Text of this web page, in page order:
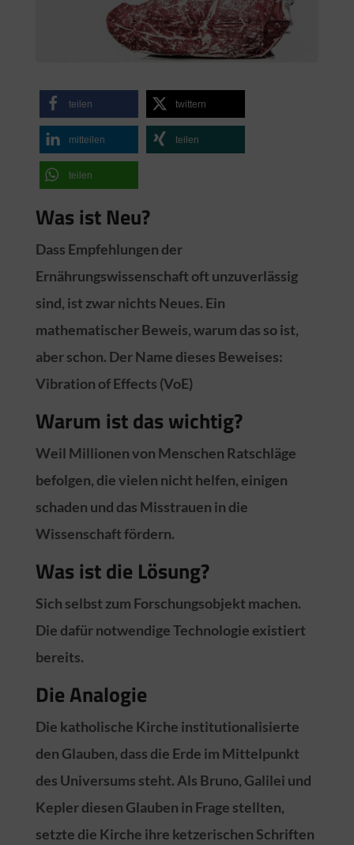
teilen twittern
mitteilen teilen
teilen
Was ist Neu?
Dass Empfehlungen der
Ernährungswissenschaft oft unzuverlässig
sind, ist zwar nichts Neues. Ein
mathematischer Beweis, warum das so ist,
aber schon. Der Name dieses Beweises:
Vibration of Effects (VoE)
Warum ist das wichtig?
Weil Millionen von Menschen Ratschläge
befolgen, die vielen nicht helfen, einigen
schaden und das Misstrauen in die
Wissenschaft fördern.
Was ist die Lösung?
Sich selbst zum Forschungsobjekt machen.
Die dafür notwendige Technologie existiert
bereits.
Die Analogie
Die katholische Kirche institutionalisierte
den Glauben, dass die Erde im Mittelpunkt
des Universums steht. Als Bruno, Galilei und
Kepler diesen Glauben in Frage stellten,
setzte die Kirche ihre ketzerischen Schriften